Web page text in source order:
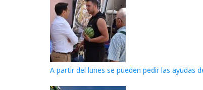
A partir del lunes se pueden pedir las ayudas